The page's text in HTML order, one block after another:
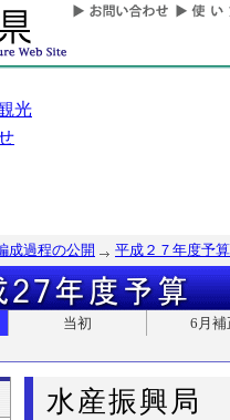
光
成過程の公開 平成２７年度予算
当初
6月補
水産振興局